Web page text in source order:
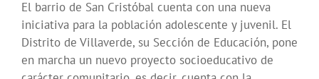
El barrio de San Cristóbal cuenta con una nueva
iniciativa para la población adolescente y juvenil. El
Distrito de Villaverde, su Sección de Educación, pone
en marcha un nuevo proyecto socioeducativo de